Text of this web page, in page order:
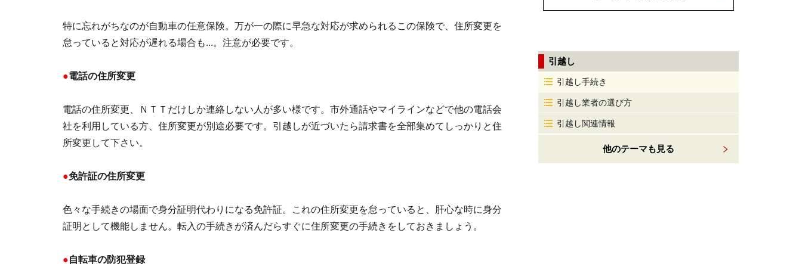
特に忘れがちなのが自動車の任意保険。万が一の際に早急な対応が求められるこの保険で、住所変更を
怠っていると対応が遅れる場合も...。注意が必要です。
●電話の住所変更
電話の住所変更、ＮＴＴだけしか連絡しない人が多い様です。市外通話やマイラインなどで他の電話会
社を利用している方、住所変更が別途必要です。引越しが近づいたら請求書を全部集めてしっかりと住
所変更して下さい。
●免許証の住所変更
色々な手続きの場面で身分証明代わりになる免許証。これの住所変更を怠っていると、肝心な時に身分
証明として機能しません。転入の手続きが済んだらすぐに住所変更の手続きをしておきましょう。
●自転車の防犯登録
引越し
引越し手続き
引越し業者の選び方
引越し関連情報
他のテーマも見る